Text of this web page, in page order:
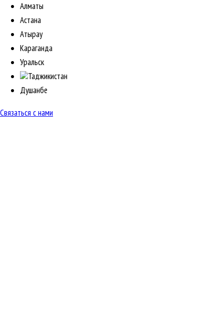
Алматы
Астана
Атырау
Караганда
Уральск
Таджикистан
Душанбе
Связаться с нами